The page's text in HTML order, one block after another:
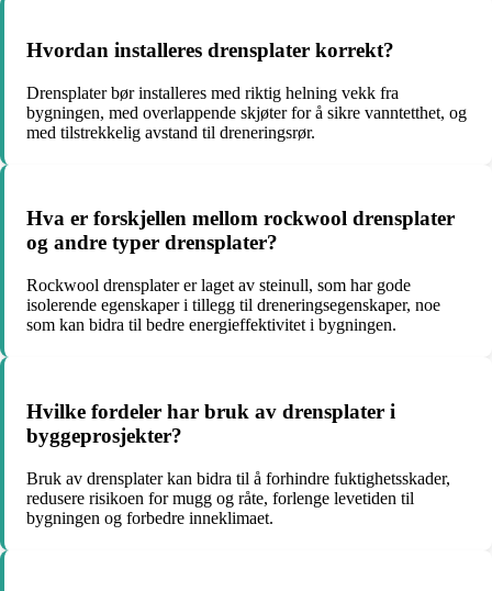
Hvordan installeres drensplater korrekt?
Drensplater bør installeres med riktig helning vekk fra
bygningen, med overlappende skjøter for å sikre vanntetthet, og
med tilstrekkelig avstand til dreneringsrør.
Hva er forskjellen mellom rockwool drensplater
og andre typer drensplater?
Rockwool drensplater er laget av steinull, som har gode
isolerende egenskaper i tillegg til dreneringsegenskaper, noe
som kan bidra til bedre energieffektivitet i bygningen.
Hvilke fordeler har bruk av drensplater i
byggeprosjekter?
Bruk av drensplater kan bidra til å forhindre fuktighetsskader,
redusere risikoen for mugg og råte, forlenge levetiden til
bygningen og forbedre inneklimaet.